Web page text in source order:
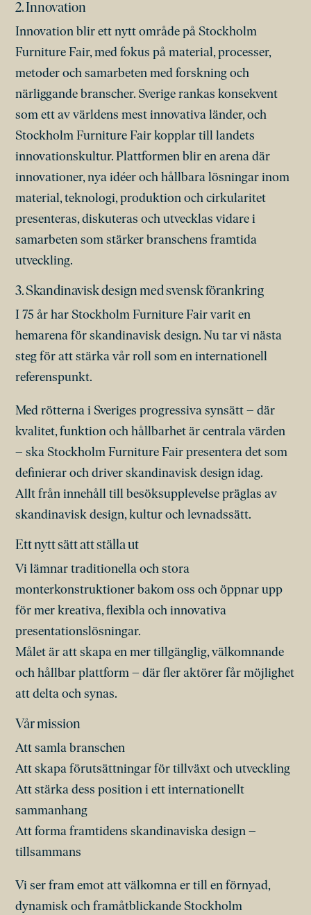
2. Innovation
Innovation blir ett nytt område på Stockholm
Furniture Fair, med fokus på material, processer,
metoder och samarbeten med forskning och
närliggande branscher. Sverige rankas konsekvent
som ett av världens mest innovativa länder, och
Stockholm Furniture Fair kopplar till landets
innovationskultur. Plattformen blir en arena där
innovationer, nya idéer och hållbara lösningar inom
material, teknologi, produktion och cirkularitet
presenteras, diskuteras och utvecklas vidare i
samarbeten som stärker branschens framtida
utveckling.
3. Skandinavisk design med svensk förankring
I 75 år har Stockholm Furniture Fair varit en
hemarena för skandinavisk design. Nu tar vi nästa
steg för att stärka vår roll som en internationell
referenspunkt.
Med rötterna i Sveriges progressiva synsätt – där
kvalitet, funktion och hållbarhet är centrala värden
– ska Stockholm Furniture Fair presentera det som
definierar och driver skandinavisk design idag.
Allt från innehåll till besöksupplevelse präglas av
skandinavisk design, kultur och levnadssätt.
Ett nytt sätt att ställa ut
Vi lämnar traditionella och stora
monterkonstruktioner bakom oss och öppnar upp
för mer kreativa, flexibla och innovativa
presentationslösningar.
Målet är att skapa en mer tillgänglig, välkomnande
och hållbar plattform – där fler aktörer får möjlighet
att delta och synas.
Vår mission
Att samla branschen
Att skapa förutsättningar för tillväxt och utveckling
Att stärka dess position i ett internationellt
sammanhang
Att forma framtidens skandinaviska design –
tillsammans
Vi ser fram emot att välkomna er till en förnyad,
dynamisk och framåtblickande Stockholm